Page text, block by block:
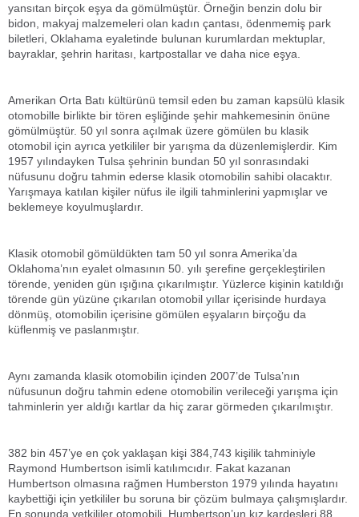
yansıtan birçok eşya da gömülmüştür. Örneğin benzin dolu bir
bidon, makyaj malzemeleri olan kadın çantası, ödenmemiş park
biletleri, Oklahama eyaletinde bulunan kurumlardan mektuplar,
bayraklar, şehrin haritası, kartpostallar ve daha nice eşya.
Amerikan Orta Batı kültürünü temsil eden bu zaman kapsülü klasik
otomobille birlikte bir tören eşliğinde şehir mahkemesinin önüne
gömülmüştür. 50 yıl sonra açılmak üzere gömülen bu klasik
otomobil için ayrıca yetkililer bir yarışma da düzenlemişlerdir. Kim
1957 yılındayken Tulsa şehrinin bundan 50 yıl sonrasındaki
nüfusunu doğru tahmin ederse klasik otomobilin sahibi olacaktır.
Yarışmaya katılan kişiler nüfus ile ilgili tahminlerini yapmışlar ve
beklemeye koyulmuşlardır.
Klasik otomobil gömüldükten tam 50 yıl sonra Amerika’da
Oklahoma’nın eyalet olmasının 50. yılı şerefine gerçekleştirilen
törende, yeniden gün ışığına çıkarılmıştır. Yüzlerce kişinin katıldığı
törende gün yüzüne çıkarılan otomobil yıllar içerisinde hurdaya
dönmüş, otomobilin içerisine gömülen eşyaların birçoğu da
küflenmiş ve paslanmıştır.
Aynı zamanda klasik otomobilin içinden 2007’de Tulsa’nın
nüfusunun doğru tahmin edene otomobilin verileceği yarışma için
tahminlerin yer aldığı kartlar da hiç zarar görmeden çıkarılmıştır.
382 bin 457’ye en çok yaklaşan kişi 384,743 kişilik tahminiyle
Raymond Humbertson isimli katılımcıdır. Fakat kazanan
Humbertson olmasına rağmen Humberston 1979 yılında hayatını
kaybettiği için yetkililer bu soruna bir çözüm bulmaya çalışmışlardır.
En sonunda yetkililer otomobili Humbertson’un kız kardeşleri 88